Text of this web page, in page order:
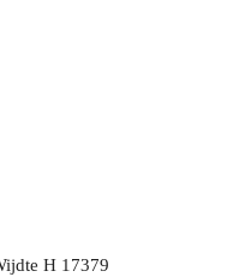
H 17379